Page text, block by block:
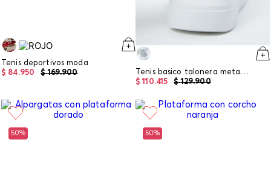
Tenis deportivos moda
$ 169.900
$ 84.950
Tenis basico talonera metalizada
$ 129.900
$ 110.415
50% 50%